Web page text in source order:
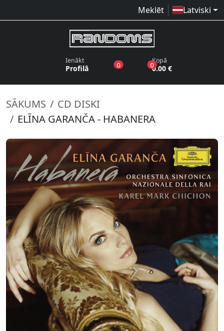
Meklēt Latviski
Ienākt
Profilā 0produkti vēlmju sarakstā
0produkti grozā
Kopā
0.00 €
SĀKUMS
CD DISKI
ELĪNA GARANČA - HABANERA